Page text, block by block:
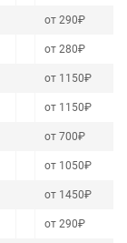
от 290₽
от 280₽
от 1150₽
от 1150₽
от 700₽
от 1050₽
от 1450₽
от 290₽